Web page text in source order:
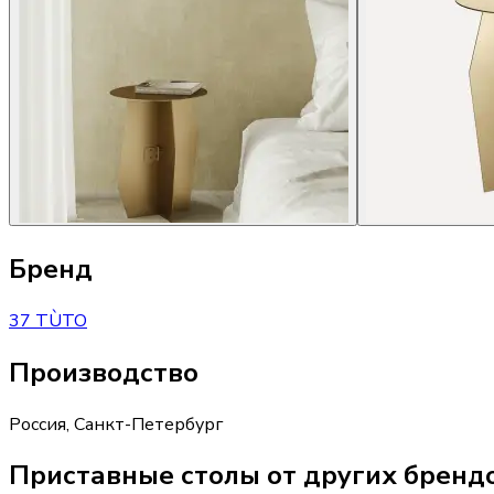
Бренд
37 TÙTO
Производство
Россия, Санкт-Петербург
Приставные столы от других